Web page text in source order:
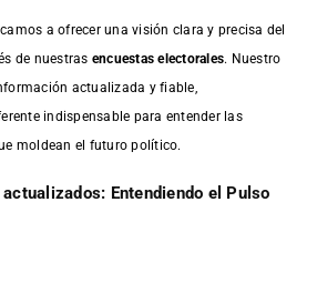
a ofrecer una visión clara y precisa del
de nuestras encuestas electorales. Nuestro
actualizada y fiable,
indispensable para entender las
moldean el futuro político.
Entendiendo el Pulso